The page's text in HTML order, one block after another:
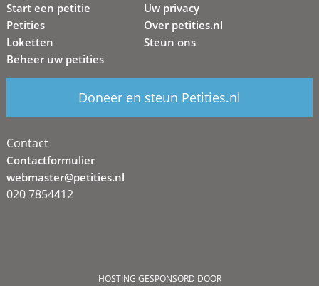
Start een petitie
Petities
Loketten
Beheer uw petities
Uw privacy
Over petities.nl
Steun ons
Doneer en steun Petities.nl
Contact
Contactformulier
webmaster@petities.nl
020 7854412
HOSTING GESPONSORD DOOR